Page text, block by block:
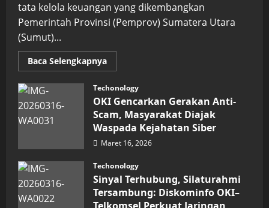
tata kelola keuangan yang dikembangkan
Pemerintah Provinsi (Pemprov) Sumatera Utara
(Sumut)...
Baca SelengkapnyaRead
more
Inovasi
Digital
Keuangan
Sumut
Berbuah
Prestasi,
Raih
Penghargaan
Techonology
OKI Gencarkan Gerakan Anti-
Scam, Masyarakat Diajak
Waspada Kejahatan Siber
Maret 16, 2026
Techonology
Sinyal Terhubung, Silaturahmi
Tersambung: Diskominfo OKI–